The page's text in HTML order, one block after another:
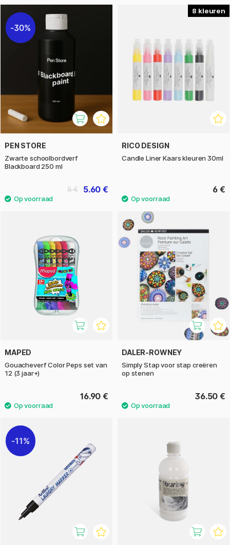
30%
PEN STORE
Zwarte schoolbordverf
Blackboard 250 ml
5.60 €
8 €
8
RICO DESIGN
Candle Liner Kaars kleuren 30ml
6 €
MAPED
Gouacheverf Color Peps set van
12 (3 jaar+)
16.90 €
DALER-ROWNEY
Simply Stap voor stap creëren
op stenen
36.50 €
11%